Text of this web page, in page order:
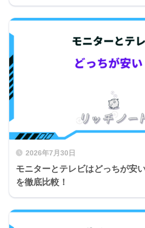
2026年7月30日
モニターとテレビはどっちが安
を徹底比較！